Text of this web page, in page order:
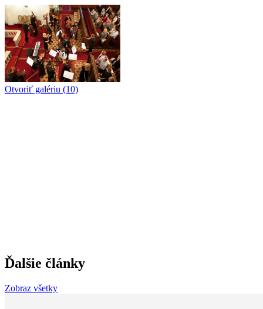
Otvoriť galériu (10)
Ďalšie články
Zobraz všetky